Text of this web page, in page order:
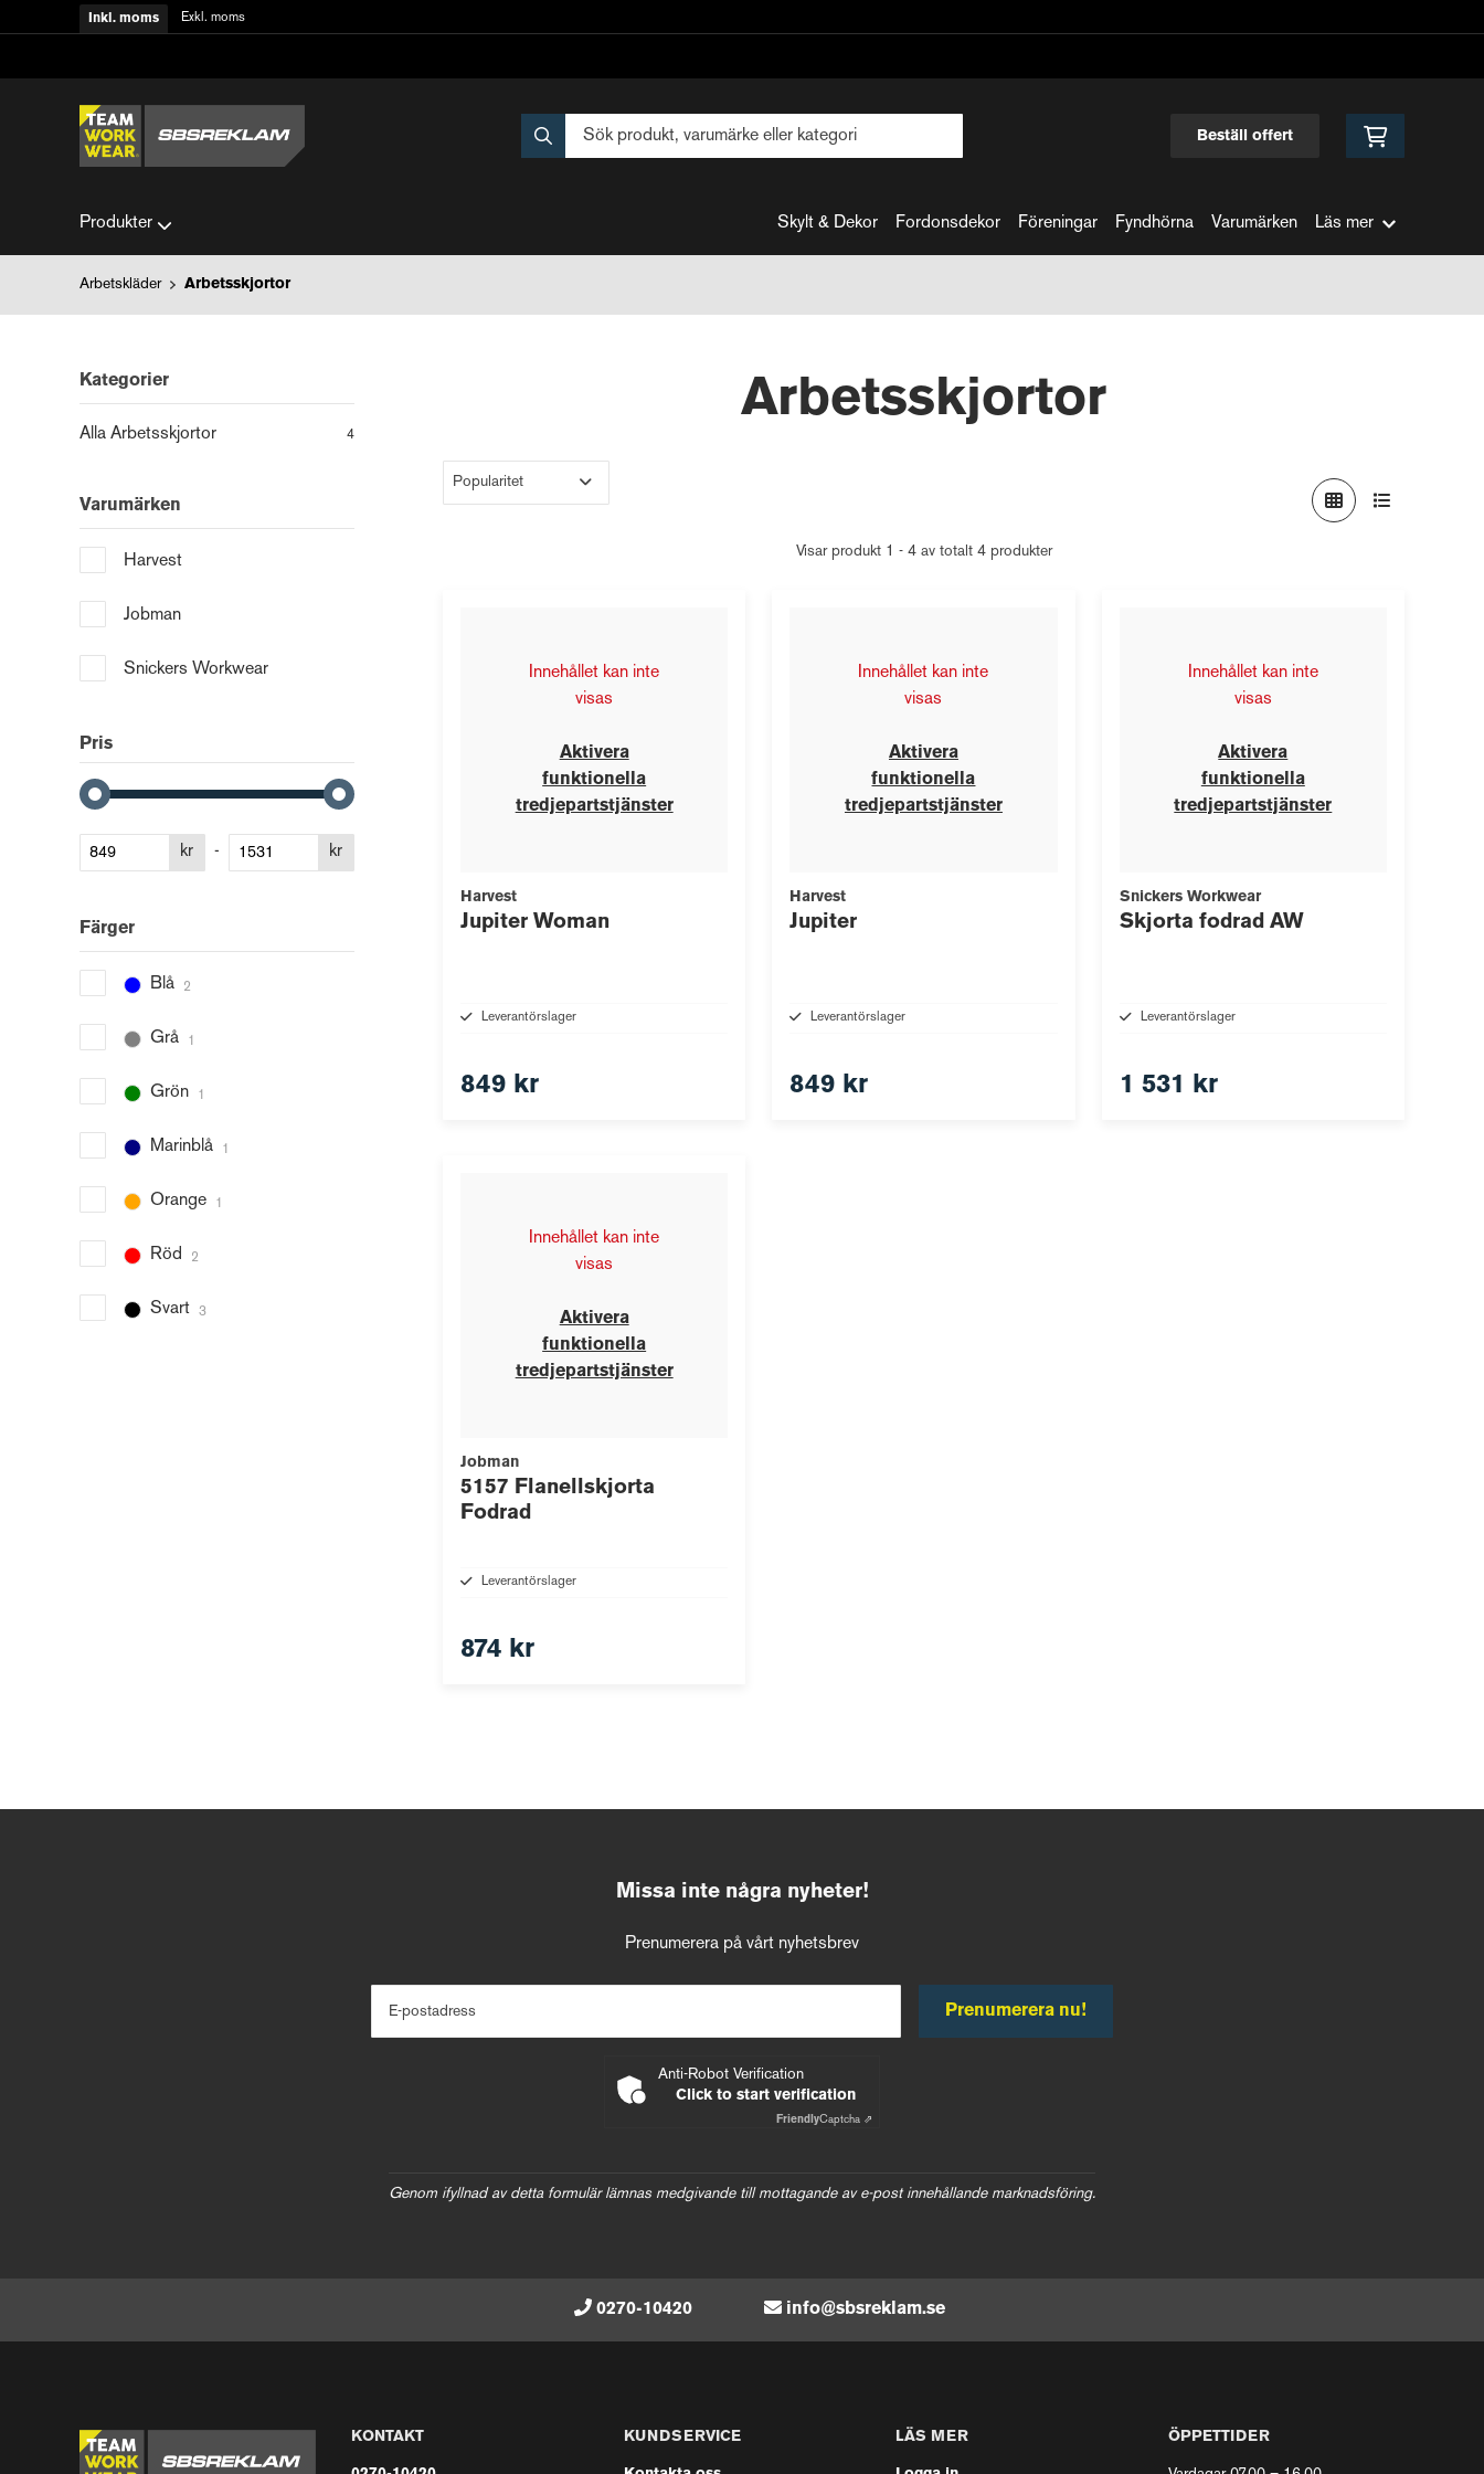
Inkl. moms Exkl. moms
Beställ offert
Produkter Skylt & Dekor Fordonsdekor Föreningar Fyndhörna Varumärken Läs mer
Arbetskläder Arbetsskjortor
Kategorier
Alla Arbetsskjortor 4
Varumärken
Harvest
Jobman
Snickers Workwear
Pris
kr - kr
Färger
Blå 2
Grå 1
Grön 1
Marinblå 1
Orange 1
Röd 2
Svart 3
Arbetsskjortor
Visar produkt 1 - 4 av totalt 4 produkter
Innehållet kan inte
visas
Aktivera
funktionella
tredjepartstjänster
Harvest
Jupiter Woman
Leverantörslager
849 kr
Innehållet kan inte
visas
Aktivera
funktionella
tredjepartstjänster
Harvest
Jupiter
Leverantörslager
849 kr
Innehållet kan inte
visas
Aktivera
funktionella
tredjepartstjänster
Snickers Workwear
Skjorta fodrad AW
Leverantörslager
1 531 kr
Innehållet kan inte
visas
Aktivera
funktionella
tredjepartstjänster
Jobman
5157 Flanellskjorta
Fodrad
Leverantörslager
874 kr
Missa inte några nyheter!
Prenumerera på vårt nyhetsbrev
E-postadress Prenumerera nu!
Anti-Robot Verification
Click to start verification
FriendlyCaptcha ⇗
Genom ifyllnad av detta formulär lämnas medgivande till mottagande av e-post innehållande marknadsföring.
0270-10420 info@sbsreklam.se
KONTAKT KUNDSERVICE LÄS MER ÖPPETTIDER